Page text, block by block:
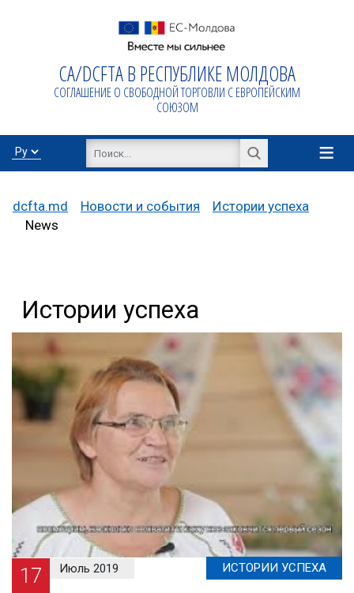
СА/DCFTA В РЕСПУБЛИКЕ МОЛДОВА
СОГЛАШЕНИЕ О СВОБОДНОЙ ТОРГОВЛИ С ЕВРОПЕЙСКИМ
СОЮЗОМ
≡
Proiecte de
asistență
Эл.
библиотека
dcfta.md Новости и события
Истории успеха
News
Истории успеха
17 Июль 2019 ИСТОРИИ УСПЕХА